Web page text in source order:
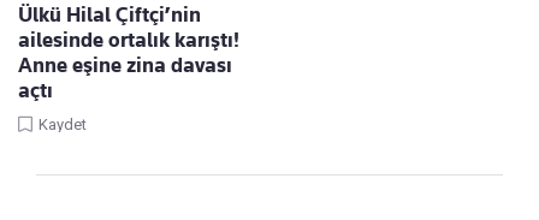
Ülkü Hilal Çiftçi’nin
ailesinde ortalık karıştı!
Anne eşine zina davası
açtı
Kaydet